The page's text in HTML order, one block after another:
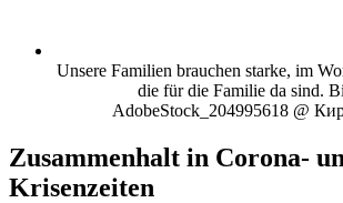
Unsere Familien brauchen starke, im
die für die Familie da sind.
AdobeStock_204995618 @
Zusammenhalt in Corona-
Krisenzeiten